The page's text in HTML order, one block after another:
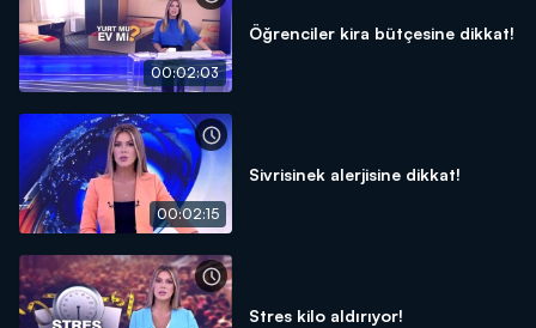
00:02:03
Öğrenciler kira bütçesine dikkat!
00:02:15
Sivrisinek alerjisine dikkat!
Stres kilo aldırıyor!